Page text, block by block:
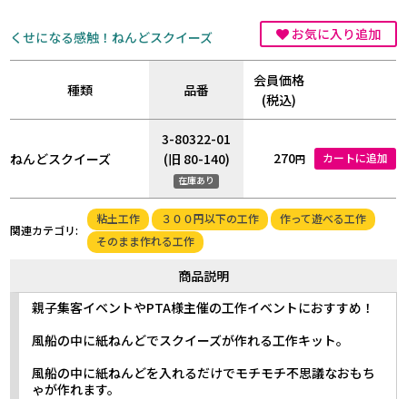
くせになる感触！ねんどスクイーズ お気に入り追加
種類 品番
会員価格
(税込)
ねんどスクイーズ
3-80322-01
(旧 80-140)
在庫あり
270円 カートに追加
関連カテゴリ:
粘土工作 ３００円以下の工作
作って遊べる工作
そのまま作れる工作
商品説明
親子集客イベントやPTA様主催の工作イベントにおすすめ！
風船の中に紙ねんどでスクイーズが作れる工作キット。
風船の中に紙ねんどを入れるだけでモチモチ不思議なおもち
ゃが作れます。